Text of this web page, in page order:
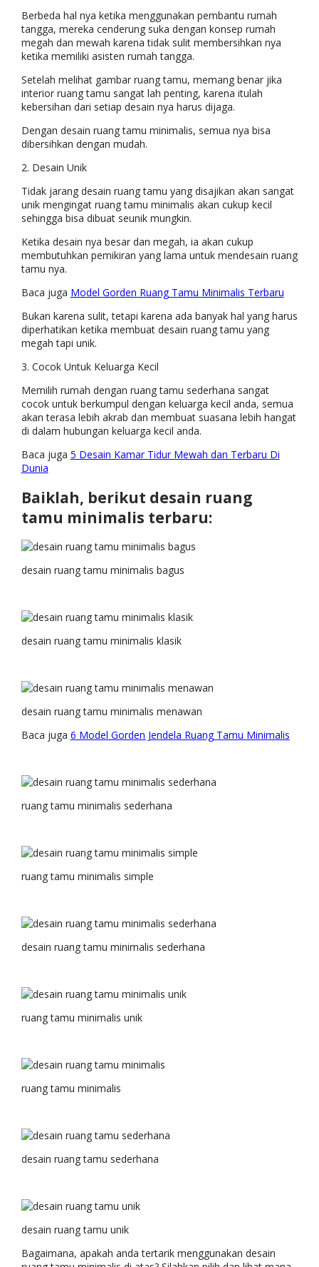
Berbeda hal nya ketika menggunakan pembantu rumah
tangga, mereka cenderung suka dengan konsep rumah
megah dan mewah karena tidak sulit membersihkan nya
ketika memiliki asisten rumah tangga.
Setelah melihat gambar ruang tamu, memang benar jika
interior ruang tamu sangat lah penting, karena itulah
kebersihan dari setiap desain nya harus dijaga.
Dengan desain ruang tamu minimalis, semua nya bisa
dibersihkan dengan mudah.
2. Desain Unik
Tidak jarang desain ruang tamu yang disajikan akan sangat
unik mengingat ruang tamu minimalis akan cukup kecil
sehingga bisa dibuat seunik mungkin.
Ketika desain nya besar dan megah, ia akan cukup
membutuhkan pemikiran yang lama untuk mendesain ruang
tamu nya.
Baca juga Model Gorden Ruang Tamu Minimalis Terbaru
Bukan karena sulit, tetapi karena ada banyak hal yang harus
diperhatikan ketika membuat desain ruang tamu yang
megah tapi unik.
3. Cocok Untuk Keluarga Kecil
Memilih rumah dengan ruang tamu sederhana sangat
cocok untuk berkumpul dengan keluarga kecil anda, semua
akan terasa lebih akrab dan membuat suasana lebih hangat
di dalam hubungan keluarga kecil anda.
Baca juga 5 Desain Kamar Tidur Mewah dan Terbaru Di
Dunia
Baiklah, berikut desain ruang
tamu minimalis terbaru:
desain ruang tamu minimalis bagus
desain ruang tamu minimalis klasik
desain ruang tamu minimalis menawan
Baca juga 6 Model Gorden Jendela Ruang Tamu Minimalis
ruang tamu minimalis sederhana
ruang tamu minimalis simple
desain ruang tamu minimalis sederhana
ruang tamu minimalis unik
ruang tamu minimalis
desain ruang tamu sederhana
desain ruang tamu unik
Bagaimana, apakah anda tertarik menggunakan desain